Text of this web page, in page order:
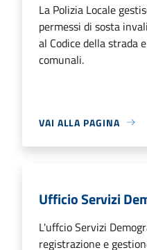
La Polizia Locale
permessi di sosta
al Codice della strada
comunali.
VAI ALLA PAGINA
Ufficio Servizi
L'uffcio Servizi
registrazione e